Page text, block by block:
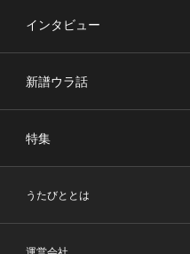
インタビュー
新譜ウラ話
特集
うたびととは